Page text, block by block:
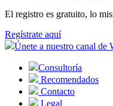
El registro es gratuito, lo
Regístrate aquí
Únete a nuestro canal de
Consultoría
Recomendados
Contacto
Legal